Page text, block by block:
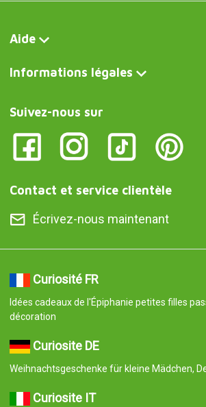
Aide
Informations légales
Suivez-nous sur
Contact et service clientèle
Écrivez-nous maintenant
Curiosité FR
Idées cadeaux de l'Épiphanie petites filles
décoration
Curiosite DE
Weihnachtsgeschenke für kleine Mädchen,
Curiosite IT